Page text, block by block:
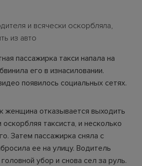
и всячески оскорбляла,
из авто
пассажирка такси напала на
его в изнасиловании.
появилось социальных сетях.
женщина отказывается выходить
таксиста, и несколько
Затем пассажирка сняла с
ее на улицу. Водитель
убор и снова сел за руль.